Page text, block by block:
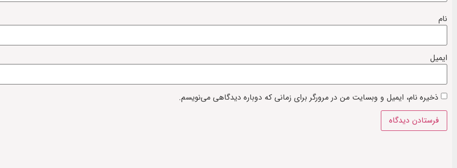
نام
ایمیل
ذخیره نام، ایمیل و وبسایت من در مرورگر برای زمانی که دوباره دیدگاهی می‌نویسم.